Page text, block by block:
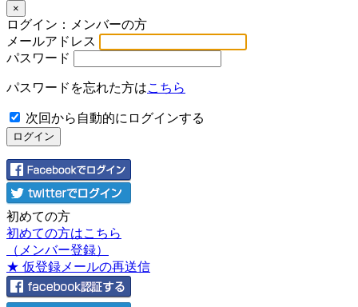
×
ログイン：メンバーの方
メールアドレス
パスワード
パスワードを忘れた方はこちら
次回から自動的にログインする
初めての方
初めての方はこちら
（メンバー登録）
★ 仮登録メールの再送信